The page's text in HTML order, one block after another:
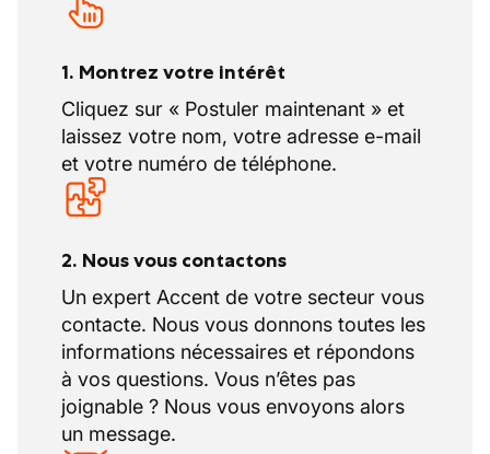
1. Montrez votre intérêt
Cliquez sur « Postuler maintenant » et
laissez votre nom, votre adresse e-mail
et votre numéro de téléphone.
2. Nous vous contactons
Un expert Accent de votre secteur vous
contacte. Nous vous donnons toutes les
informations nécessaires et répondons
à vos questions. Vous n’êtes pas
joignable ? Nous vous envoyons alors
un message.